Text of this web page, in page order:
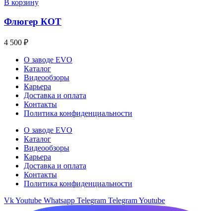
В корзину
Флюгер КОТ
4 500 ₽
О заводе EVO
Каталог
Видеообзоры
Карьера
Доставка и оплата
Контакты
Политика конфиденциальности
О заводе EVO
Каталог
Видеообзоры
Карьера
Доставка и оплата
Контакты
Политика конфиденциальности
VkYoutube Whatsapp Telegram TelegramYoutube